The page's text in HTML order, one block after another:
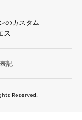
のカスタム
ス
記
Reserved.